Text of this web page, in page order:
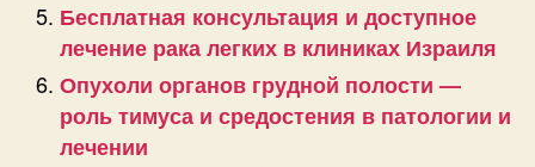
Бесплатная консультация и доступное
лечение рака легких в клиниках Израиля
Опухоли органов грудной полости —
роль тимуса и средостения в патологии и
лечении